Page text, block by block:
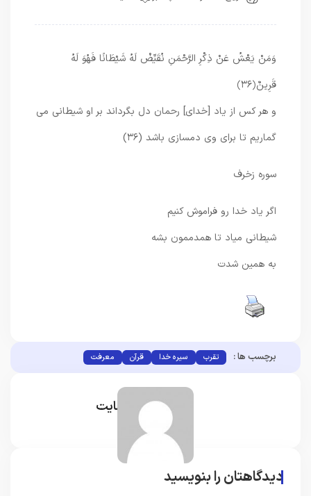
وَمَنْ يَعْشُ عَنْ ذِكْرِ الرَّحْمَنِ نُقَيِّضْ لَهُ شَيْطَانًا فَهُوَ لَهُ
قَرِينٌ﴿۳۶﴾
و هر كس از ياد [خداى] رحمان دل بگرداند بر او شيطانى مى‏
گماريم تا براى وى دمسازى باشد (۳۶)
سوره زخرف
اگر یاد خدا رو فراموش کنیم
شیطانی میاد تا همدممون بشه
به همین شدت
برچسب ها : تقرب سیره خدا قرآن معرفت
مدیر سایت
دیدگاهتان را بنویسید